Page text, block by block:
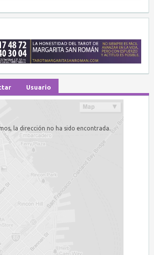
Usuario
la dirección no ha sido encontrada.